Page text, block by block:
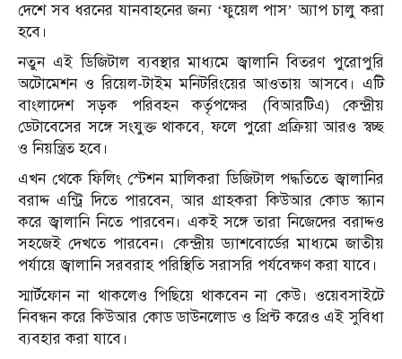
দেশে সব ধরনের যানবাহনের জন্য ‘ফুয়েল পাস’ অ্যাপ চালু করা
হবে।
নতুন এই ডিজিটাল ব্যবস্থার মাধ্যমে জ্বালানি বিতরণ পুরোপুরি
অটোমেশন ও রিয়েল-টাইম মনিটরিংয়ের আওতায় আসবে। এটি
বাংলাদেশ সড়ক পরিবহন কর্তৃপক্ষের (বিআরটিএ) কেন্দ্রীয়
ডেটাবেসের সঙ্গে সংযুক্ত থাকবে, ফলে পুরো প্রক্রিয়া আরও স্বচ্ছ
ও নিয়ন্ত্রিত হবে।
এখন থেকে ফিলিং স্টেশন মালিকরা ডিজিটাল পদ্ধতিতে জ্বালানির
বরাদ্দ এন্ট্রি দিতে পারবেন, আর গ্রাহকরা কিউআর কোড স্ক্যান
করে জ্বালানি নিতে পারবেন। একই সঙ্গে তারা নিজেদের বরাদ্দও
সহজেই দেখতে পারবেন। কেন্দ্রীয় ড্যাশবোর্ডের মাধ্যমে জাতীয়
পর্যায়ে জ্বালানি সরবরাহ পরিস্থিতি সরাসরি পর্যবেক্ষণ করা যাবে।
স্মার্টফোন না থাকলেও পিছিয়ে থাকবেন না কেউ। ওয়েবসাইটে
নিবন্ধন করে কিউআর কোড ডাউনলোড ও প্রিন্ট করেও এই সুবিধা
ব্যবহার করা যাবে।